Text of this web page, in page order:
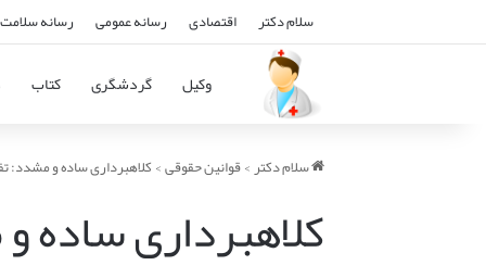
سلام دکتر اقتصادی رسانه عمومی رسانه
وکیل گردشگری کتاب
سلام دکتر>قوانین حقوقی>کلاهبرداری ساده و مشدد:
کلاهبرداری ساده